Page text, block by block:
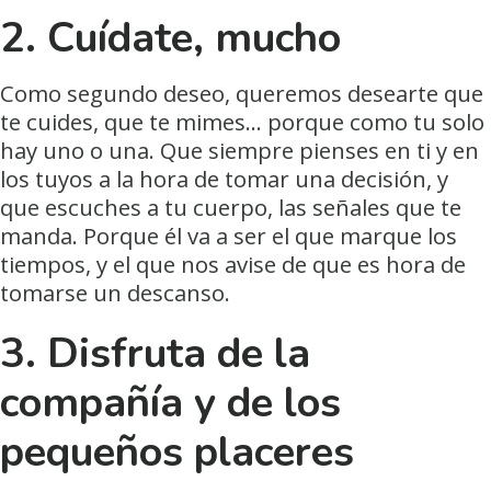
2. Cuídate, mucho
Como segundo deseo, queremos desearte que
te cuides, que te mimes… porque como tu solo
hay uno o una. Que siempre pienses en ti y en
los tuyos a la hora de tomar una decisión, y
que escuches a tu cuerpo, las señales que te
manda. Porque él va a ser el que marque los
tiempos, y el que nos avise de que es hora de
tomarse un descanso.
3. Disfruta de la
compañía y de los
pequeños placeres